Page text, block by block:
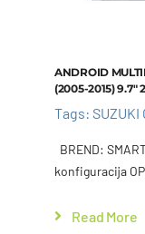
ANDROID
(2005-2015) 9.7″
Tags: SUZUKI
BREND:
konfiguracija
Read More